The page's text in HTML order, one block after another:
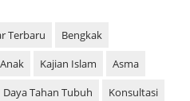
Terbaru
Bengkak
Anak Kajian Islam
Asma
Daya Tahan Tubuh
Konsultasi